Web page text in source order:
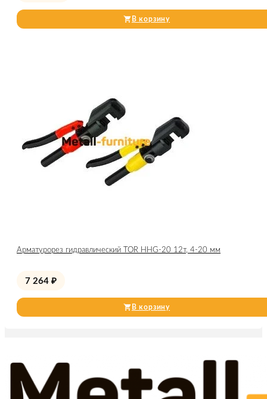
В корзину
Арматурорез гидравлический TOR HHG-20 12т, 4-20 мм
7 264 ₽
В корзину